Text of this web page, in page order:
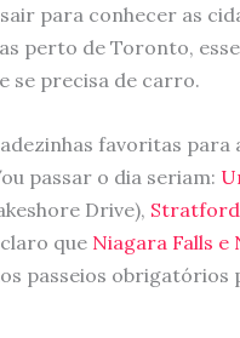
para conhecer as
perto de Toronto,
se precisa de carro.
favoritas
passar o dia seriam:
Drive), Stratford
que Niagara Falls e
passeios obrigatórios